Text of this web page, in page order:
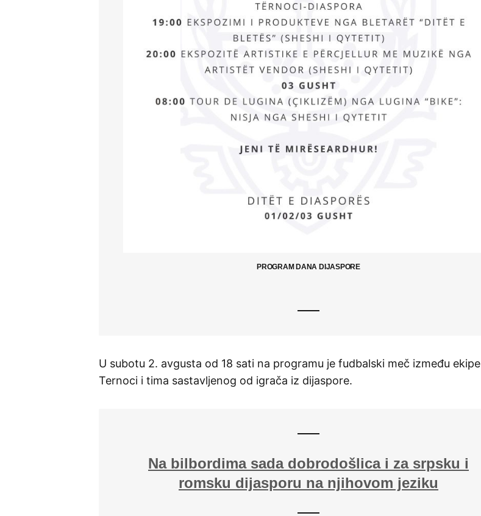
PROGRAM DANA DIJASPORE
U subotu 2. avgusta od 18 sati na programu je fudbalski meč između ekipe
Ternoci i tima sastavljenog od igrača iz dijaspore.
Na bilbordima sada dobrodošlica i za srpsku i
romsku dijasporu na njihovom jeziku